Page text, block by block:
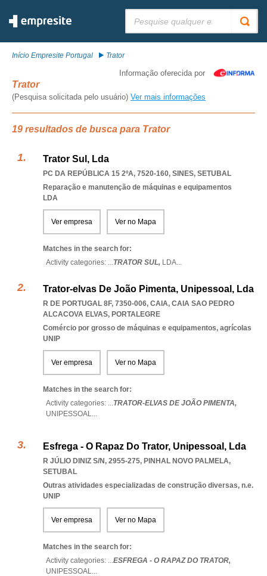
Início Empresite Portugal Trator
Informação oferecida por
Trator
(Pesquisa solicitada pelo usuário) Ver mais informações
19 resultados de busca para Trator
Trator Sul, Lda
PC DA REPÚBLICA 15 2ºA, 7520-160, SINES, SETUBAL
Reparação e manutenção de máquinas e equipamentos
LDA
Ver empresa Ver no Mapa
Matches in the search for:
Activity categories: ...TRATOR SUL, LDA...
Trator-elvas De João Pimenta, Unipessoal, Lda
R DE PORTUGAL 8F, 7350-006, CAIA, CAIA SAO PEDRO
ALCACOVA ELVAS, PORTALEGRE
Comércio por grosso de máquinas e equipamentos, agrícolas
UNIP
Ver empresa Ver no Mapa
Matches in the search for:
Activity categories: ...TRATOR-ELVAS DE JOÃO PIMENTA,
UNIPESSOAL...
Esfrega - O Rapaz Do Trator, Unipessoal, Lda
R JÚLIO DINIZ S/N, 2955-275, PINHAL NOVO PALMELA,
SETUBAL
Outras atividades especializadas de construção diversas, n.e.
UNIP
Ver empresa Ver no Mapa
Matches in the search for:
Activity categories: ...ESFREGA - O RAPAZ DO TRATOR,
UNIPESSOAL...